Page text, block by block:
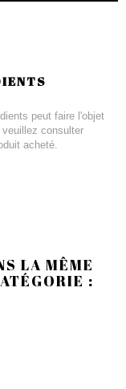
peut faire l'objet
consulter
acheté.
LA MÊME
: